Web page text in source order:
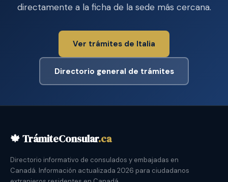
directamente a la ficha de la sede más cercana.
Ver trámites de Italia
Directorio general de trámites
🍁 TrámiteConsular.ca
Directorio informativo de consulados y embajadas en
Canadá. Información actualizada 2026 para ciudadanos